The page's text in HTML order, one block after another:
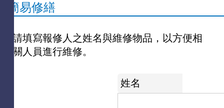
簡易修繕
請填寫報修人之姓名與維修物品，以方便相
關人員進行維修。
姓名